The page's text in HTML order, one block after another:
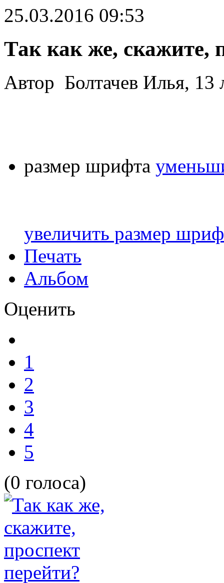
25.03.2016 09:53
Так как же, скажите,
Автор Болтачев Илья, 13
размер шрифта
увеличить размер
Печать
Альбом
Оценить
1
2
3
4
5
(0 голоса)